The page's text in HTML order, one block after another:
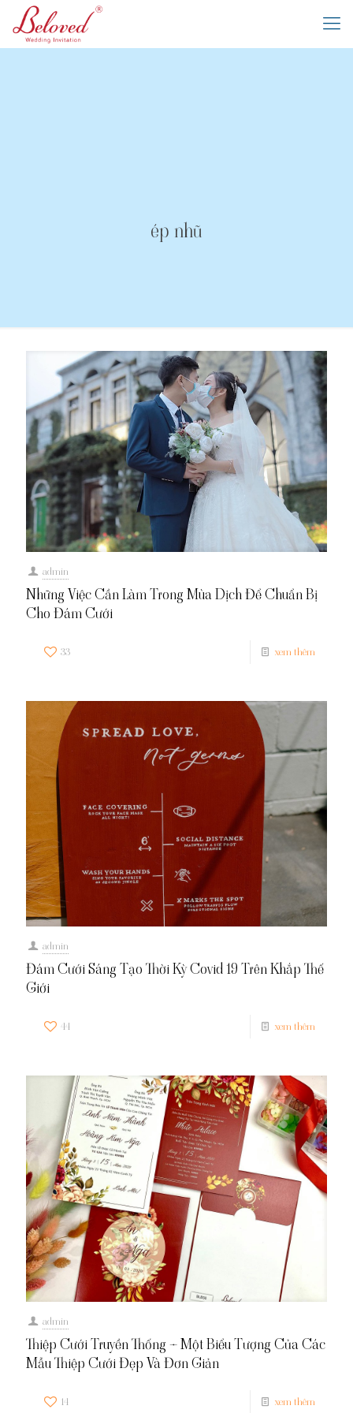
ép nhũ
admin
Những Việc Cần Làm Trong Mùa Dịch Để Chuẩn Bị
Cho Đám Cưới
33 xem thêm
admin
Đám Cưới Sáng Tạo Thời Kỳ Covid 19 Trên Khắp Thế
Giới
44 xem thêm
admin
Thiệp Cưới Truyền Thống – Một Biểu Tượng Của Các
Mẫu Thiệp Cưới Đẹp Và Đơn Giản
14 xem thêm